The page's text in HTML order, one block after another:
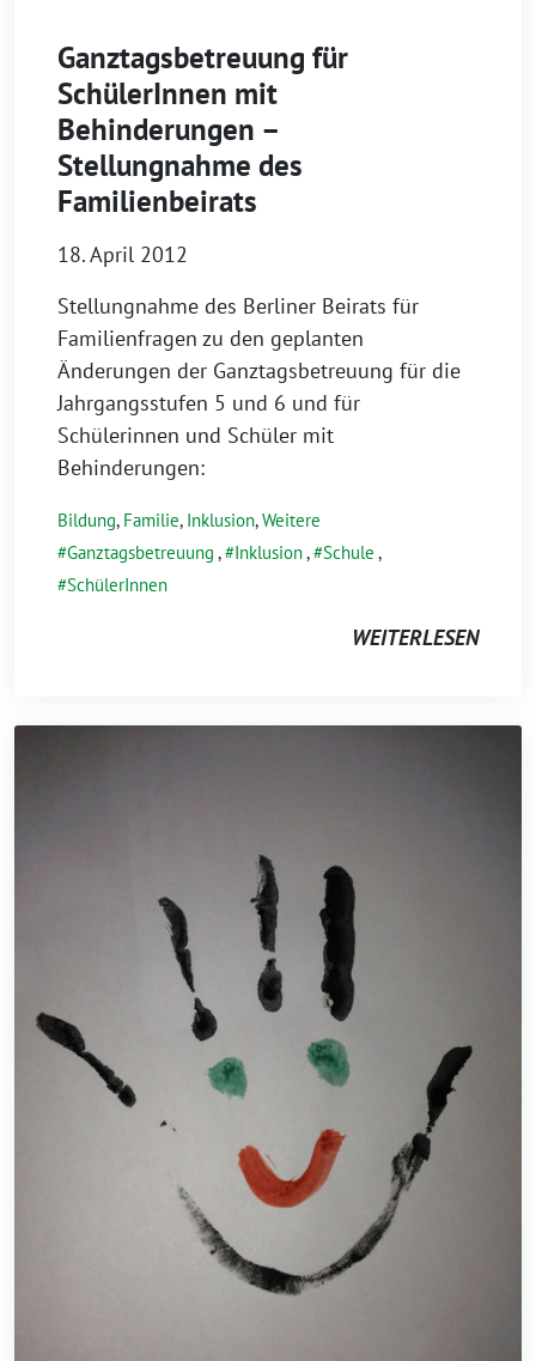
Ganztagsbetreuung für
SchülerInnen mit
Behinderungen –
Stellungnahme des
Familienbeirats
18. April 2012
Stellungnahme des Berliner Beirats für
Familienfragen zu den geplanten
Änderungen der Ganztagsbetreuung für die
Jahrgangsstufen 5 und 6 und für
Schülerinnen und Schüler mit
Behinderungen:
Bildung, Familie, Inklusion,Weitere
Ganztagsbetreuung , Inklusion, Schule ,
SchülerInnen
WEITERLESEN